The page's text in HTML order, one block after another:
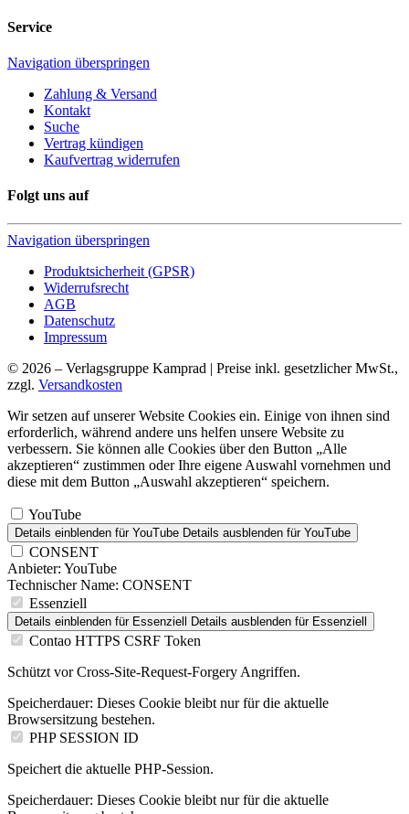
Service
Navigation überspringen
Zahlung & Versand
Kontakt
Suche
Vertrag kündigen
Kaufvertrag widerrufen
Folgt uns auf
Navigation überspringen
Produktsicherheit (GPSR)
Widerrufsrecht
AGB
Datenschutz
Impressum
© 2026 – Verlagsgruppe Kamprad | Preise inkl. gesetzlicher MwSt.,
zzgl. Versandkosten
Wir setzen auf unserer Website Cookies ein. Einige von ihnen sind
erforderlich, während andere uns helfen unsere Website zu
verbessern. Sie können alle Cookies über den Button „Alle
akzeptieren“ zustimmen oder Ihre eigene Auswahl vornehmen und
diese mit dem Button „Auswahl akzeptieren“ speichern.
YouTube
Details einblenden für YouTube Details ausblenden für YouTube
CONSENT
Anbieter: YouTube
Technischer Name: CONSENT
Essenziell
Details einblenden für Essenziell Details ausblenden für Essenziell
Contao HTTPS CSRF Token
Schützt vor Cross-Site-Request-Forgery Angriffen.
Speicherdauer: Dieses Cookie bleibt nur für die aktuelle
Browsersitzung bestehen.
PHP SESSION ID
Speichert die aktuelle PHP-Session.
Speicherdauer: Dieses Cookie bleibt nur für die aktuelle